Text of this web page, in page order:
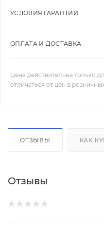
УСЛОВИЯ ГАРАНТИИ
ОПЛАТА И ДОСТАВКА
Цена действительна только
отличаться от цен в
ОТЗЫВЫ КАК
Отзывы